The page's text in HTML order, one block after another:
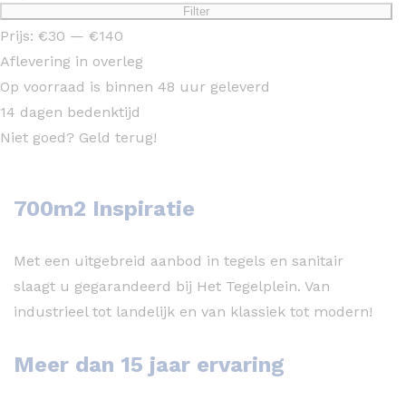
Min.
prijs
Max.
prijs
Filter
Prijs: €30 — €140
Aflevering in overleg
Op voorraad is binnen 48 uur geleverd
14 dagen bedenktijd
Niet goed? Geld terug!
700m2 Inspiratie
Met een uitgebreid aanbod in tegels en sanitair
slaagt u gegarandeerd bij Het Tegelplein. Van
industrieel tot landelijk en van klassiek tot modern!
Meer dan 15 jaar ervaring